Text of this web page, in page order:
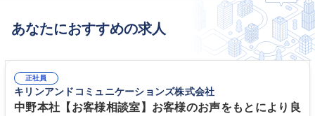
あなたにおすすめの求人
正社員
キリンアンドコミュニケーションズ株式会社
中野本社【お客様相談室】お客様のお声をもとにより良